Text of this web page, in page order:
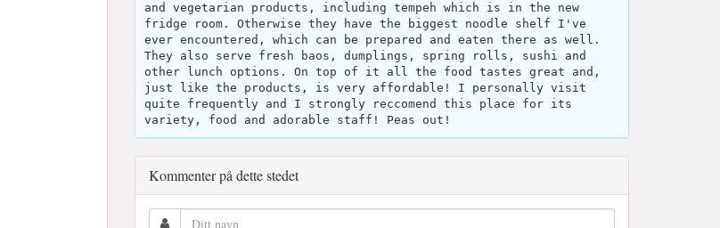
and vegetarian products, including tempeh which is in the new
fridge room. Otherwise they have the biggest noodle shelf I've
ever encountered, which can be prepared and eaten there as well.
They also serve fresh baos, dumplings, spring rolls, sushi and
other lunch options. On top of it all the food tastes great and,
just like the products, is very affordable! I personally visit
quite frequently and I strongly reccomend this place for its
variety, food and adorable staff! Peas out!
Kommenter på dette stedet